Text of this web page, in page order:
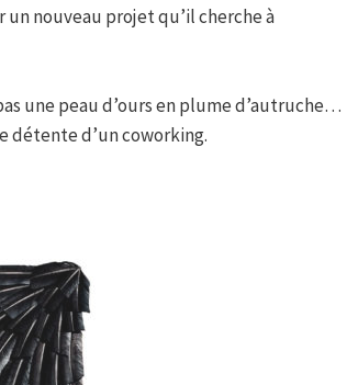
nouveau projet qu’il cherche à
une peau d’ours en plume d’autruche…
détente d’un coworking.